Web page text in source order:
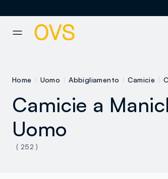
Home Uomo Abbigliamento Camicie
Camicie a
Uomo
( 252 )